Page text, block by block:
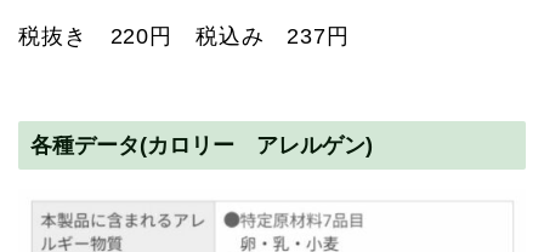
税抜き 220円 税込み 237円
各種データ(カロリー アレルゲン)